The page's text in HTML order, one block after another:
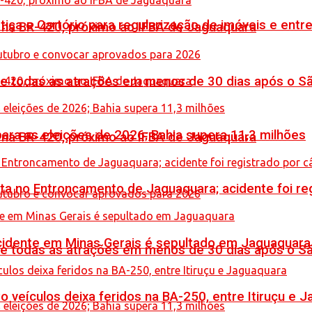
e Cartório para regularização de imóveis e
BR-420, próximo ao IFBA de Jaguaquara
todas as atrações em menos de 30 dias após o
BR-420, próximo ao IFBA de Jaguaquara
todas as atrações em menos de 30 dias após o
as eleições de 2026; Bahia supera 11,3 milhões
no Entroncamento de Jaguaquara; acidente foi
em Minas Gerais é sepultado em Jaguaquara
veículos deixa feridos na BA-250, entre Itiruçu e